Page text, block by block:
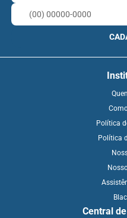
Política
Política
Central